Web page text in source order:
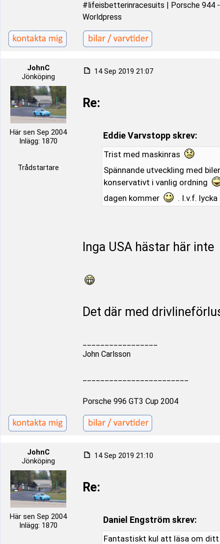
#lifeisbetterinracesuits | Porsche 944
Worldpress
JohnC
Jönköping
Här sen Sep 2004
Inlägg: 1870
Trådstartare
14 Sep 2019 21:07
Re:
Eddie Varvstopp skrev:
Trist med maskinras
Spännande utveckling med
konservativt i vanlig ordning
dagen kommer
. I.v.f.
Inga USA hästar här inte
Det där med
John Carlsson
Porsche 996 GT3 Cup 2004
JohnC
Jönköping
Här sen Sep 2004
Inlägg: 1870
14 Sep 2019 21:10
Re:
Daniel Engström skrev:
Fantastiskt kul att läsa om ditt